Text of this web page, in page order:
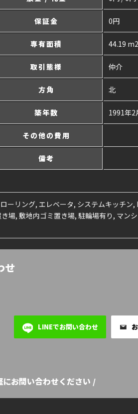
保証金 0円
専有面積 44.19 m2
取引態様 仲介
方角 北
築年数 1991年2
その他の費用
備考
ーリング, エレベータ, システムキッチン
場, 敷地内ゴミ置き場, 駐輪場有り, マン
せ
LINEでお問い合わせ
お問い合わせください /